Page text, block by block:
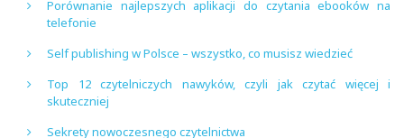
Porównanie najlepszych aplikacji do czytania ebooków na
telefonie
Self publishing w Polsce – wszystko, co musisz wiedzieć
Top 12 czytelniczych nawyków, czyli jak czytać więcej i
skuteczniej
Sekrety nowoczesnego czytelnictwa